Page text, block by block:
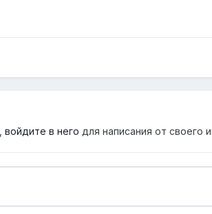
войдите в него для написания от своего